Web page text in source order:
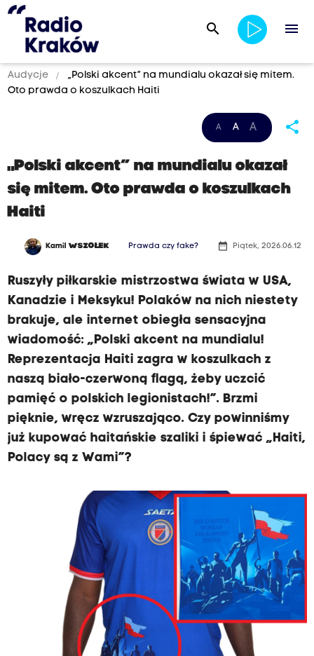
search menu
Audycje
„Polski akcent” na mundialu okazał się mitem.
Oto prawda o koszulkach Haiti
A A A share
„Polski akcent” na mundialu okazał
się mitem. Oto prawda o koszulkach
Haiti
KamilWSZOŁEK Prawda czy fake? date_range Piątek, 2026.06.12
Ruszyły piłkarskie mistrzostwa świata w USA,
Kanadzie i Meksyku! Polaków na nich niestety
brakuje, ale internet obiegła sensacyjna
wiadomość: „Polski akcent na mundialu!
Reprezentacja Haiti zagra w koszulkach z
naszą biało-czerwoną flagą, żeby uczcić
pamięć o polskich legionistach!”. Brzmi
pięknie, wręcz wzruszająco. Czy powinniśmy
już kupować haitańskie szaliki i śpiewać „Haiti,
Polacy są z Wami”?